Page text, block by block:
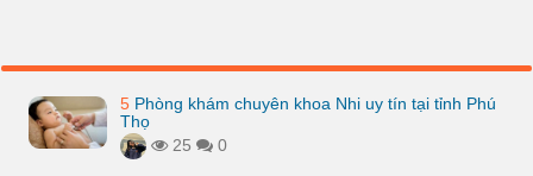
5 Phòng khám chuyên khoa Nhi uy tín tại tỉnh Phú
Thọ
25
0